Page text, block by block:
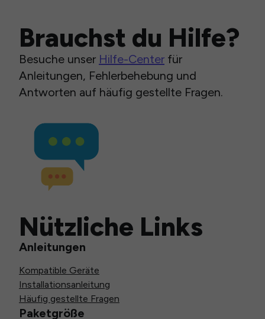
Brauchst du Hilfe?
Besuche unser Hilfe-Center für
Anleitungen, Fehlerbehebung und
Antworten auf häufig gestellte Fragen.
Nützliche Links
Anleitungen
Kompatible Geräte
Installationsanleitung
Häufig gestellte Fragen
Paketgröße